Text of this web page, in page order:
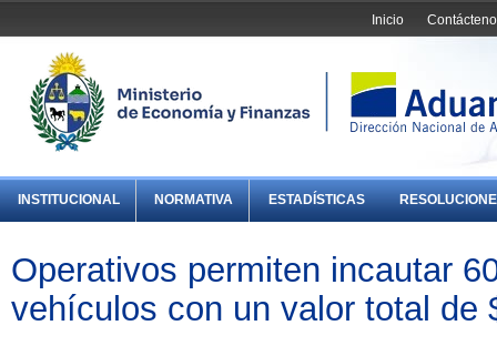
Inicio
INSTITUCIONAL NORMATIVA ESTADÍSTICAS
Operativos permiten incautar
vehículos con un valor total de